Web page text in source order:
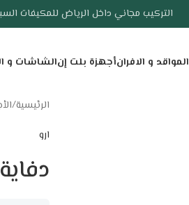
التركيب مجاني داخل الرياض للمكيفات
المواقد و الافرانأجهزة بلت إنالشاشات و
الرئيسية/
ارو
دفاية